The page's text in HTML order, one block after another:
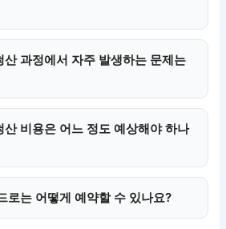
산 과정에서 자주 발생하는 문제는
산 비용은 어느 정도 예상해야 하나
로는 어떻게 예약할 수 있나요?